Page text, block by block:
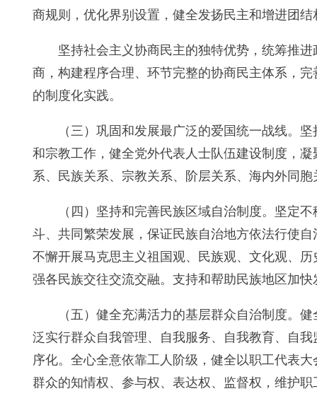
商规则，优化界别设置，健全发扬民主和增进团
坚持社会主义协商民主的独特优势，统筹推
商，构建程序合理、环节完整的协商民主体系，
的制度化实践。
（三）巩固和发展最广泛的爱国统一战线。
和宗教工作，健全党外代表人士队伍建设制度，
系、民族关系、宗教关系、阶层关系、海内外同胞
（四）坚持和完善民族区域自治制度。坚定
斗、共同繁荣发展，保证民族自治地方依法行使
不懈开展马克思主义祖国观、民族观、文化观、
强各民族交往交流交融。支持和帮助民族地区加
（五）健全充满活力的基层群众自治制度。
泛实行群众自我管理、自我服务、自我教育、自
序化。全心全意依靠工人阶级，健全以职工代表
群众的知情权、参与权、表达权、监督权，维护职